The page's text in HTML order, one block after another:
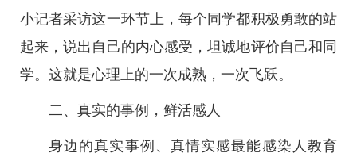
小记者采访这一环节上，每个同学都积极勇敢的站
起来，说出自己的内心感受，坦诚地评价自己和同
学。这就是心理上的一次成熟，一次飞跃。
二、真实的事例，鲜活感人
身边的真实事例、真情实感最能感染人教育